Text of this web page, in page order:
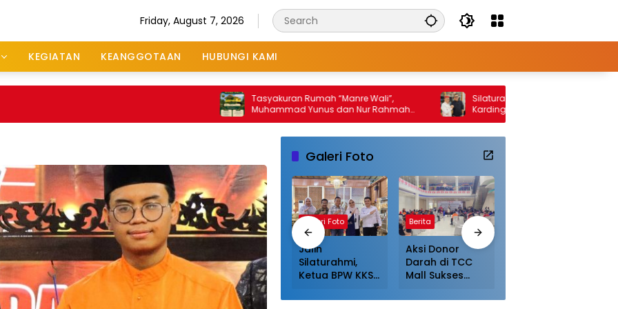
Friday, August 7, 2026
KEGIATAN KEANGGOTAAN HUBUNGI KAMI
Tasyakuran Rumah “Manre Wali”,
Muhammad Yunus dan Nur Rahmah
As’ad Undang Masyarakat dan
Silaturahmi di Batam, Abdul Kadir
Karding Ingatkan Warga KKSS Jaga
Warisan Leluhur
Galeri Foto
Donor
di TCC
Galeri Foto
Silaturahmi,
Ketua BPW KKSS
Kepri Disambut
Hangat dan
Berita
Darah di TCC
Mall Sukses
Digelar,
Masyarakat
Galeri Foto
Jalin
Silaturahmi,
Ketua BPW KKSS
Hangat dan
Berita
Aksi Donor
Darah di TCC
Mall Sukses
Masyarakat